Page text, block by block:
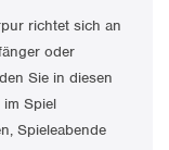
richtet sich an
oder
Sie in diesen
im Spiel
Spieleabende